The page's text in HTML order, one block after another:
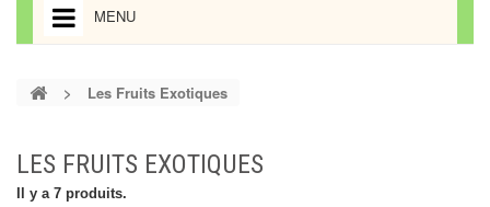
MENU
LES FRUITS ROUGES
LES FRUITS EXOTIQUES
> Les Fruits Exotiques
LES FRUITS EXOTIQUES
Il y a 7 produits.